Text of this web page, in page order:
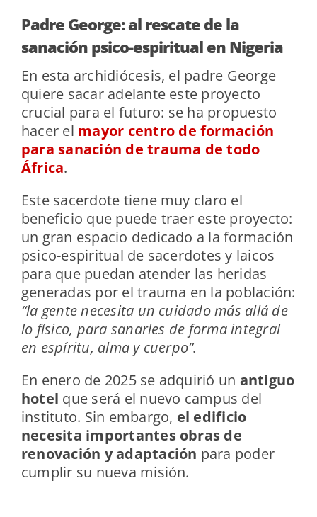
Padre George: al rescate de la
sanación psico-espiritual en Nigeria
En esta archidiócesis, el padre George
quiere sacar adelante este proyecto
crucial para el futuro: se ha propuesto
hacer el mayor centro de formación
para sanación de trauma de todo
África.
Este sacerdote tiene muy claro el
beneficio que puede traer este proyecto:
un gran espacio dedicado a la formación
psico-espiritual de sacerdotes y laicos
para que puedan atender las heridas
generadas por el trauma en la población:
“la gente necesita un cuidado más allá de
lo físico, para sanarles de forma integral
en espíritu, alma y cuerpo”.
En enero de 2025 se adquirió un antiguo
hotel que será el nuevo campus del
instituto. Sin embargo, el edificio
necesita importantes obras de
renovación y adaptación para poder
cumplir su nueva misión.